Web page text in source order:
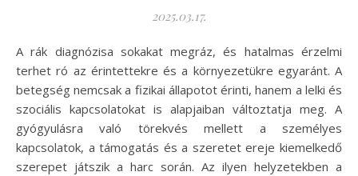
2025.03.17.
A rák diagnózisa sokakat megráz, és hatalmas érzelmi
terhet ró az érintettekre és a környezetükre egyaránt. A
betegség nemcsak a fizikai állapotot érinti, hanem a lelki és
szociális kapcsolatokat is alapjaiban változtatja meg. A
gyógyulásra való törekvés mellett a személyes
kapcsolatok, a támogatás és a szeretet ereje kiemelkedő
szerepet játszik a harc során. Az ilyen helyzetekben a